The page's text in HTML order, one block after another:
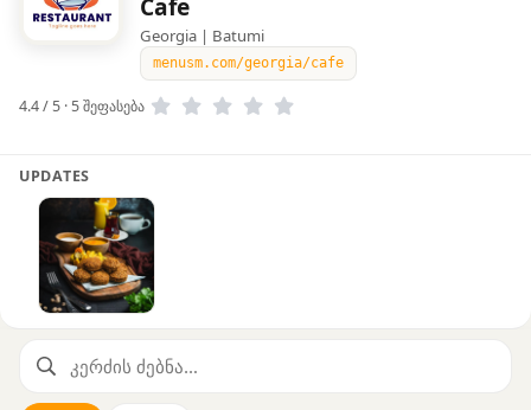
Cafe
Georgia | Batumi
menusm.com/georgia/cafe
4.4 / 5 · 5 შეფასება
UPDATES